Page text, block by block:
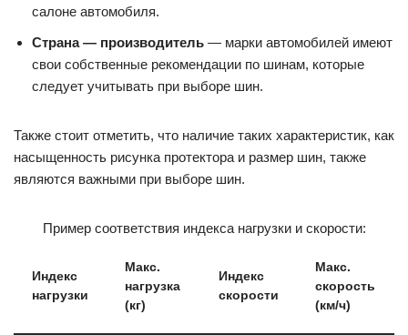
салоне автомобиля.
Страна — производитель — марки автомобилей имеют
свои собственные рекомендации по шинам, которые
следует учитывать при выборе шин.
Также стоит отметить, что наличие таких характеристик, как
насыщенность рисунка протектора и размер шин, также
являются важными при выборе шин.
Пример соответствия индекса нагрузки и скорости:
Индекс
нагрузки
Макс.
нагрузка
(кг)
Индекс
скорости
Макс.
скорость
(км/ч)